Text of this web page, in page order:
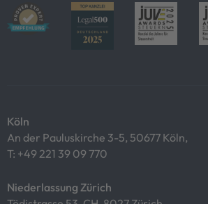
Köln
An der Pauluskirche 3-5, 50677 Köln,
T: +49 221 39 09 770
Niederlassung Zürich